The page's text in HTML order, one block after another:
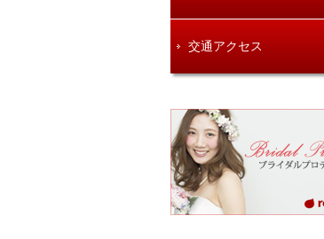
交通アクセス